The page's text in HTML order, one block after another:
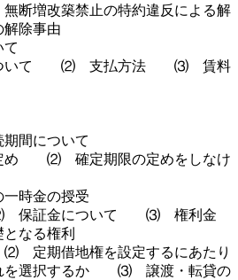
増改築禁止の特約違反による解
除事由
て
ついて ⑵ 支払方法 ⑶ 賃料
期間について
め ⑵ 確定期限の定めをしなけ
一時金の授受
証金について ⑶ 権利金
となる権利
期借地権を設定するにあたり
れを選択するか ⑶ 譲渡・転貸の